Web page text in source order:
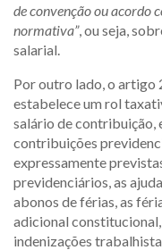
de convenção ou acordo
normativa”, ou seja,
salarial.
Por outro lado, o artigo
estabelece um rol
salário de contribuição,
contribuições
expressamente
previdenciários, as
abonos de férias, as
adicional
indenizações